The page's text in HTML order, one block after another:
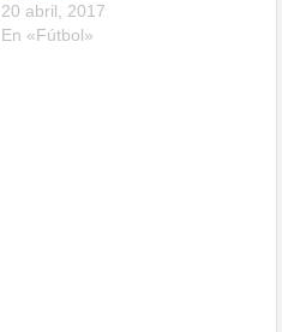
20 abril, 2017
En «Fútbol»